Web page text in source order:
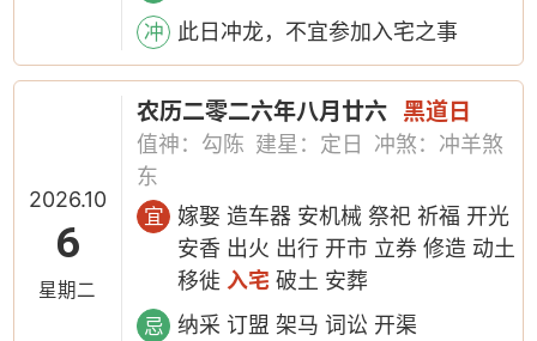
冲 此日冲龙，不宜参加入宅之事
2026.10
6
星期二
农历二零二六年八月廿六 黑道日
值神：勾陈 建星：定日
冲煞：冲羊煞
东
宜
嫁娶 造车器 安机械 祭祀 祈福 开光
安香 出火 出行 开市 立券 修造 动土
移徙 入宅 破土 安葬
忌 纳采 订盟 架马 词讼 开渠